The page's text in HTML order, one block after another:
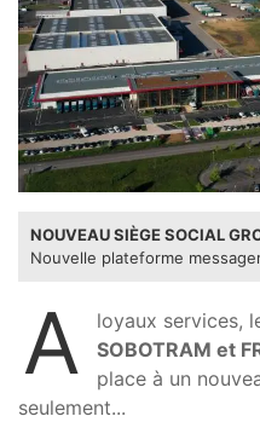
NOUVEAU SIÈGE SOCIAL
Nouvelle plateforme
A
loyaux services,
SOBOTRAM et
place à un
seulement...